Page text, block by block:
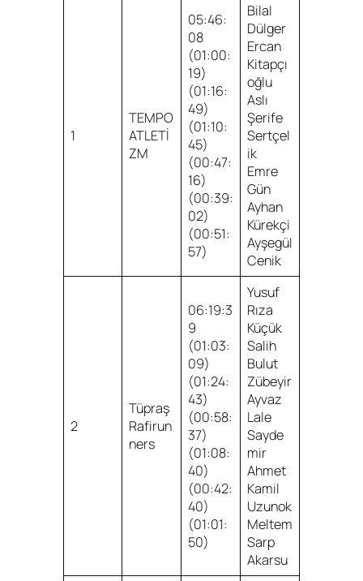
1
TEMPO
ATLETİ
ZM
05:46:
08
(01:00:
19)
(01:16:
49)
(01:10:
45)
(00:47:
16)
(00:39:
02)
(00:51:
57)
Bilal
Dülger
Ercan
Kitapçı
oğlu
Aslı
Şerife
Sertçel
ik
Emre
Gün
Ayhan
Kürekçi
Ayşegül
Cenik
2
Tüpraş
Rafirun
ners
06:19:3
9
(01:03:
09)
(01:24:
43)
(00:58:
37)
(01:08:
40)
(00:42:
40)
(01:01:
50)
Yusuf
Rıza
Küçük
Salih
Bulut
Zübeyir
Ayvaz
Lale
Sayde
mir
Ahmet
Kamil
Uzunok
Meltem
Sarp
Akarsu